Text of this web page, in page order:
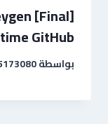
[Final]
GitHub
بواسطة